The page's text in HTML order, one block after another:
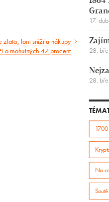
zlata, loni snížila nákupy
o mohutných 47 procent
17.
28.
28.
Na